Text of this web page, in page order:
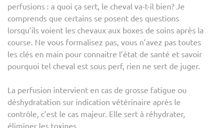
perfusions : a quoi ça sert, le cheval va-t-il bien? Je
comprends que certains se posent des questions
lorsqu’ils voient les chevaux aux boxes de soins après la
course. Ne vous formalisez pas, vous n’avez pas toutes
les clés en main pour connaitre l’état de santé et savoir
pourquoi tel cheval est sous perf, rien ne sert de juger.
La perfusion intervient en cas de grosse fatigue ou
déshydratation sur indication vétérinaire après le
contrôle, c’est le cas majeur. Elle sert à réhydrater,
éliminer les toxines.